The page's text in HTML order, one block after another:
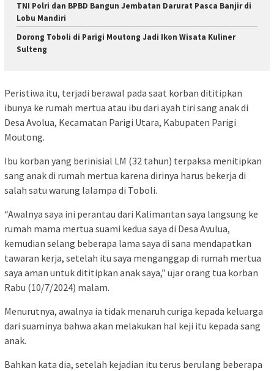
TNI Polri dan BPBD Bangun Jembatan Darurat Pasca Banjir di
Lobu Mandiri
Dorong Toboli di Parigi Moutong Jadi Ikon Wisata Kuliner
Sulteng
Peristiwa itu, terjadi berawal pada saat korban dititipkan
ibunya ke rumah mertua atau ibu dari ayah tiri sang anak di
Desa Avolua, Kecamatan Parigi Utara, Kabupaten Parigi
Moutong.
Ibu korban yang berinisial LM (32 tahun) terpaksa menitipkan
sang anak di rumah mertua karena dirinya harus bekerja di
salah satu warung lalampa di Toboli.
“Awalnya saya ini perantau dari Kalimantan saya langsung ke
rumah mama mertua suami kedua saya di Desa Avulua,
kemudian selang beberapa lama saya di sana mendapatkan
tawaran kerja, setelah itu saya menganggap di rumah mertua
saya aman untuk dititipkan anak saya,” ujar orang tua korban
Rabu (10/7/2024) malam.
Menurutnya, awalnya ia tidak menaruh curiga kepada keluarga
dari suaminya bahwa akan melakukan hal keji itu kepada sang
anak.
Bahkan kata dia, setelah kejadian itu terus berulang beberapa